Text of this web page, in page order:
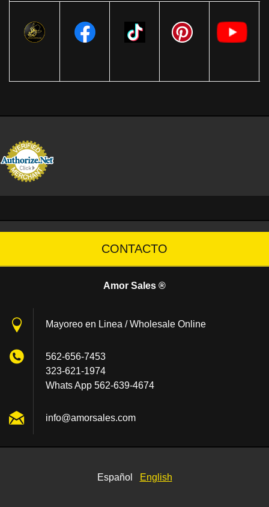
CONTACTO
Amor Sales ®
Mayoreo en Linea / Wholesale Online
562-656-7453
323-621-1974
Whats App 562-639-4674
info@amorsales.com
Español English